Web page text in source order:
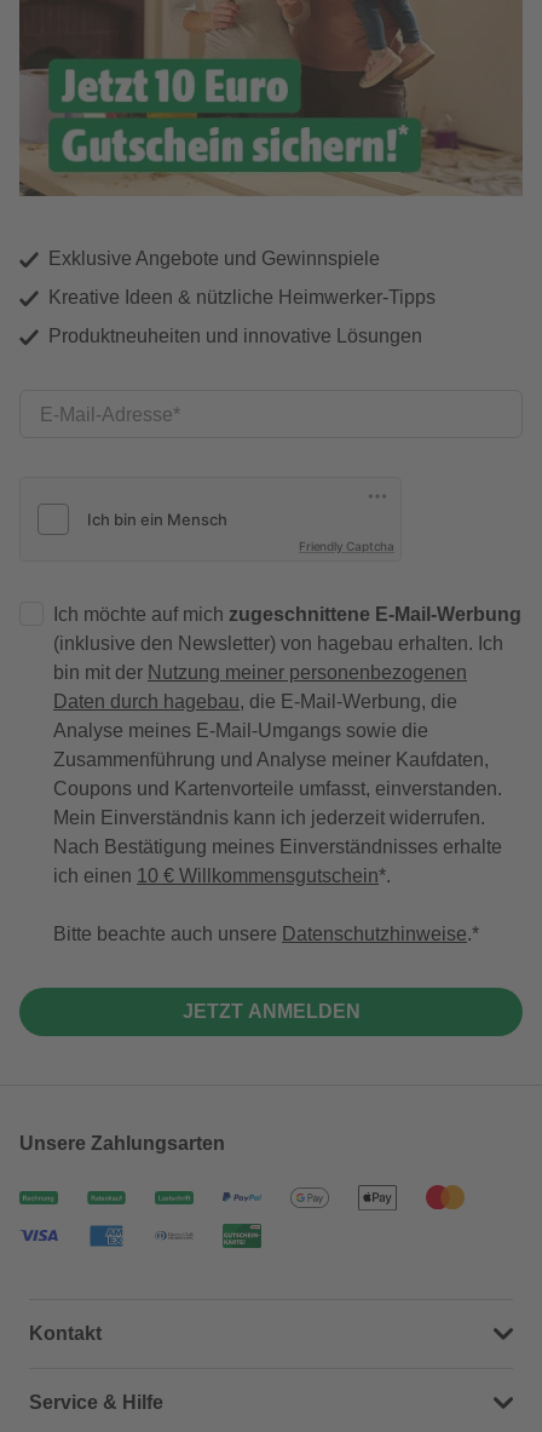
Exklusive Angebote und Gewinnspiele
Kreative Ideen & nützliche Heimwerker-Tipps
Produktneuheiten und innovative Lösungen
E-Mail-Adresse
Friendly Captcha
Ich möchte auf mich zugeschnittene E-Mail-Werbung
(inklusive den Newsletter) von hagebau erhalten. Ich
bin mit der Nutzung meiner personenbezogenen
Daten durch hagebau, die E-Mail-Werbung, die
Analyse meines E-Mail-Umgangs sowie die
Zusammenführung und Analyse meiner Kaufdaten,
Coupons und Kartenvorteile umfasst, einverstanden.
Mein Einverständnis kann ich jederzeit widerrufen.
Nach Bestätigung meines Einverständnisses erhalte
ich einen 10 € Willkommensgutschein*.
Bitte beachte auch unsere Datenschutzhinweise.
JETZT ANMELDEN
Unsere Zahlungsarten
Kontakt
Dein Kontakt zu uns
Service & Hilfe